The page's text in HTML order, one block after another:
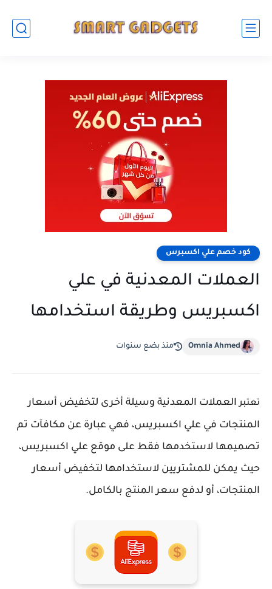
كود خصم علي اكسبرس
العملات المعدنية في علي
اكسبريس وطريقة استخدامها
Omnia Ahmed منذ بضع سنوات
تعتبرالعملات المعدنية وسيلة أخرى لتخفيض أسعار
المنتجات في علي اكسبريس، فهي عبارة عن مكافآت تم
تصميمها لاستخدمها فقط على موقع علي اكسبريس،
حيث يمكن للمشتريين لاستخدامها لتخفيض أسعار
المنتجات، أو لدفع سعر المنتج بالكامل.